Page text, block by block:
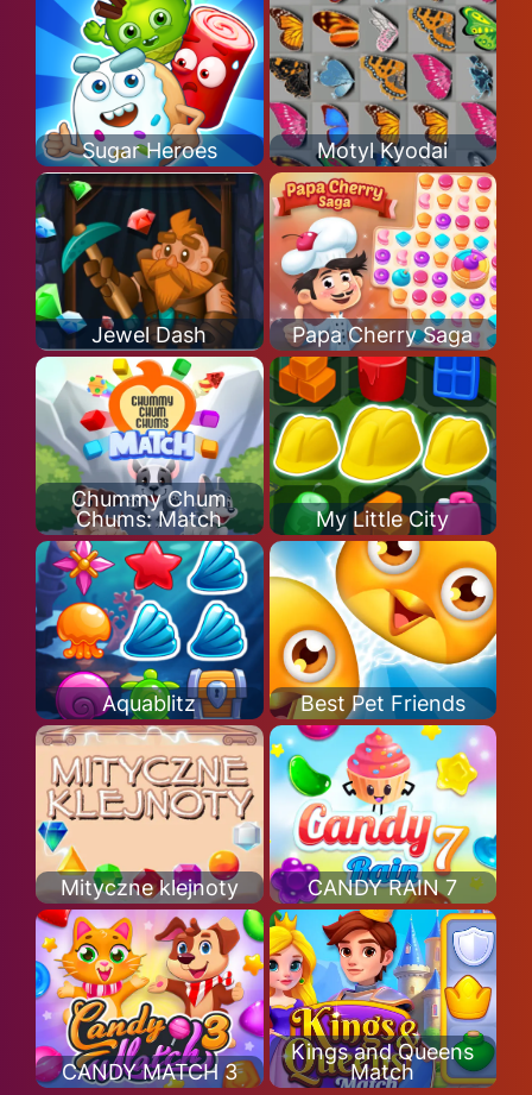
Sugar Heroes Motyl Kyodai
Jewel Dash Papa Cherry Saga
Chummy Chum
Chums: Match
My Little City
Aquablitz Best Pet Friends
Mityczne klejnoty CANDY RAIN 7
CANDY MATCH 3
Kings and Queens
Match